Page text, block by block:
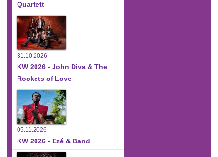
Quartett
31.10.2026
KW 2026 - John Diva & The
Rockets of Love
05.11.2026
KW 2026 - Ezé & Band